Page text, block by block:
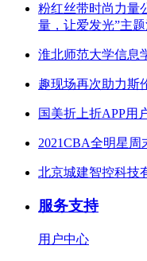
粉红丝带时尚力量
量，让爱发光”主
淮北师范大学信息
趣现场再次助力斯
国美折上折APP用
2021CBA全明星周
北京城建智控科技
服务支持
用户中心